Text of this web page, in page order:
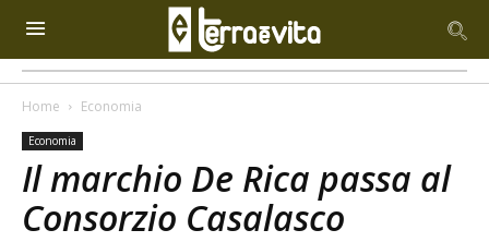
Home Economia
Economia
Il marchio De Rica passa al
Consorzio Casalasco